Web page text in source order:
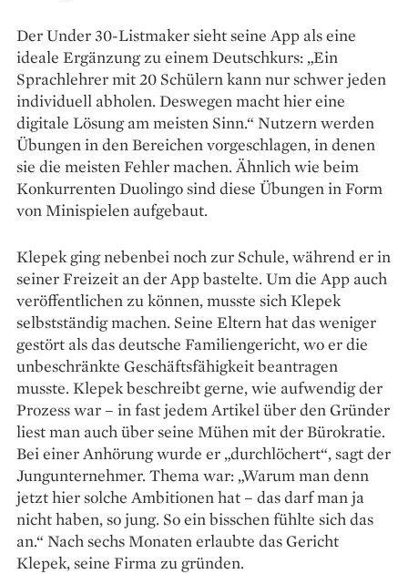
Der Under 30-Listmaker sieht seine App als eine
ideale Ergänzung zu einem Deutschkurs: „Ein
Sprachlehrer mit 20 Schülern kann nur schwer jeden
individuell abholen. Deswegen macht hier eine
digitale Lösung am meisten Sinn.“ Nutzern werden
Übungen in den ­Bereichen vorgeschlagen, in denen
sie die meisten Fehler machen. Ähnlich wie beim
Konkurrenten Duolingo sind diese Übungen in Form
von Mini­spielen aufgebaut.
Klepek ging nebenbei noch zur Schule, während er in
seiner Freizeit an der App bastelte. Um die App auch
veröffent­lichen zu können, musste sich Klepek
selbstständig machen. Seine Eltern hat das weniger
gestört als das deutsche Familiengericht, wo er die
unbeschränkte Geschäftsfähigkeit beantragen
musste. Klepek beschreibt gerne, wie aufwendig der
Prozess war – in fast jedem ­Artikel über den Gründer
liest man auch über seine Mühen mit der Bürokratie.
Bei einer Anhörung wurde er „durchlöchert“, sagt der
Jungunternehmer. Thema war: „Warum man denn
jetzt hier solche Ambitionen hat – das darf man ja
nicht haben, so jung. So ein bisschen fühlte sich das
an.“ Nach sechs Monaten erlaubte das Gericht
Klepek, seine Firma zu gründen.